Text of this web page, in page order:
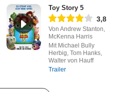
Toy Story 5
3,8
Von Andrew Stanton,
McKenna Harris
Mit Michael Bully
Herbig, Tom Hanks,
Walter von Hauff
Trailer